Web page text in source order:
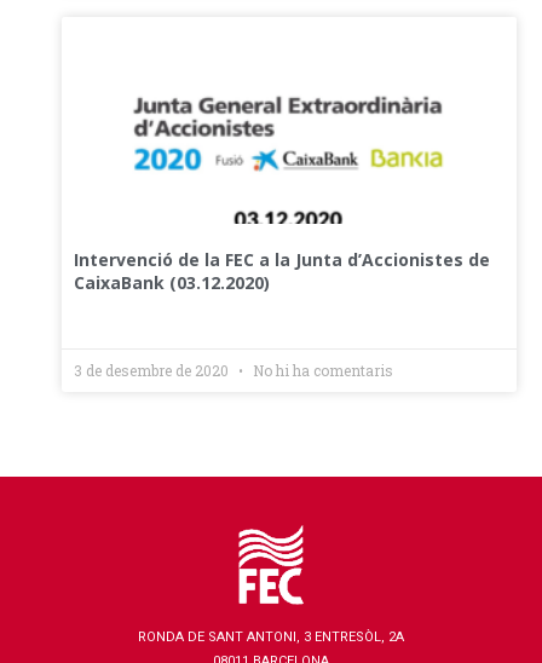
Intervenció de la FEC a la Junta d’Accionistes de
CaixaBank (03.12.2020)
3 de desembre de 2020 No hi ha comentaris
RONDA DE SANT ANTONI, 3 ENTRESÒL, 2A